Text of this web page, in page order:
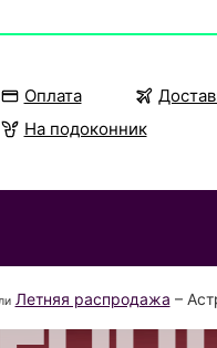
Оплата
На подоконник
Летняя распродажа –